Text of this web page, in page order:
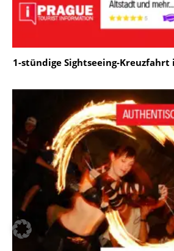
1-stündige Sightseeing-Kreuzfahrt